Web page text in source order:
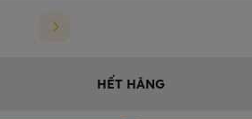
HẾT HÀNG